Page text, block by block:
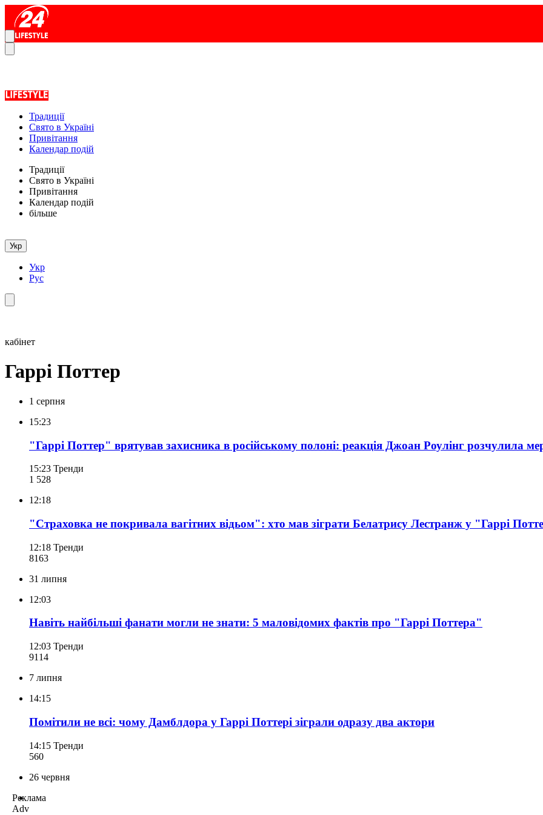
Традиції
Свято в Україні
Привітання
Календар подій
Традиції
Свято в Україні
Привітання
Календар подій
більше
Укр
Укр
Рус
кабінет
Гаррі Поттер
1 серпня
15:23
"Гаррі Поттер" врятував захисника в російському полоні: реакція Джоан Роулінг розчулила
15:23 Тренди
1 528
12:18
"Страховка не покривала вагітних відьом": хто мав зіграти Белатрису Лестранж у "Гаррі
12:18 Тренди
8163
31 липня
12:03
Навіть найбільші фанати могли не знати: 5 маловідомих фактів про "Гаррі Поттера"
12:03 Тренди
9114
7 липня
14:15
Помітили не всі: чому Дамблдора у Гаррі Поттері зіграли одразу два актори
14:15 Тренди
560
26 червня
Реклама
Adv